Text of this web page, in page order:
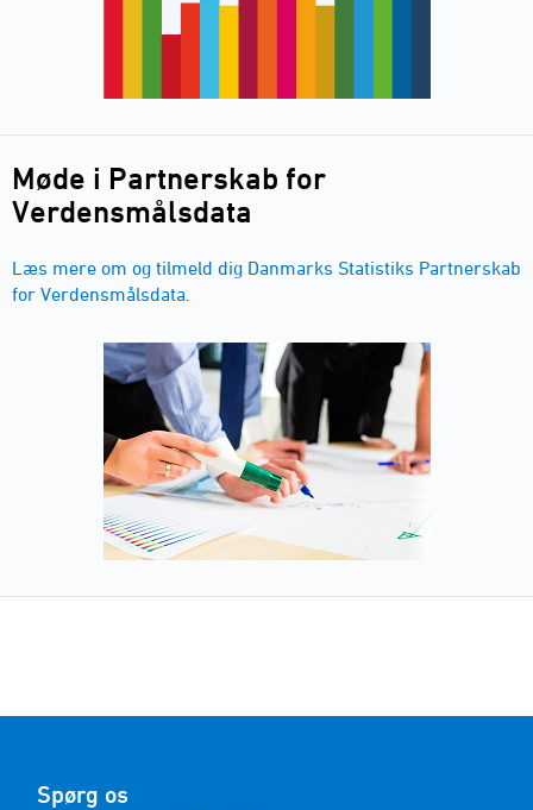
Møde i Partnerskab for
Verdensmålsdata
Læs mere om og tilmeld dig Danmarks Statistiks Partnerskab
for Verdensmålsdata.
Spørg os